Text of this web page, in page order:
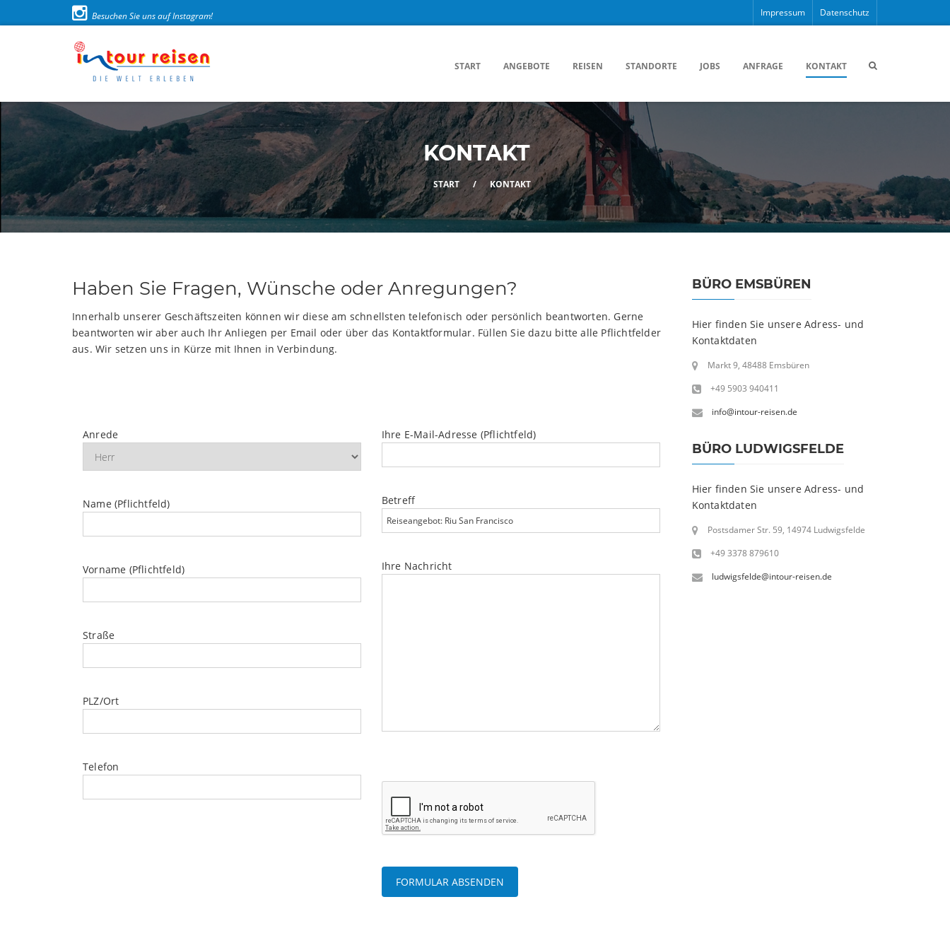
Besuchen Sie uns auf Instagram! Impressum Datenschutz
START ANGEBOTE REISEN STANDORTE JOBS ANFRAGE KONTAKT
KONTAKT
START / KONTAKT
Haben Sie Fragen, Wünsche oder Anregungen?
Innerhalb unserer Geschäftszeiten können wir diese am schnellsten telefonisch oder persönlich beantworten. Gerne
beantworten wir aber auch Ihr Anliegen per Email oder über das Kontaktformular. Füllen Sie dazu bitte alle Pflichtfelder
aus. Wir setzen uns in Kürze mit Ihnen in Verbindung.
Anrede
Name (Pflichtfeld)
Vorname (Pflichtfeld)
Straße
PLZ/Ort
Telefon
Ihre E-Mail-Adresse (Pflichtfeld)
Betreff
Ihre Nachricht
BÜRO EMSBÜREN
Hier finden Sie unsere Adress- und
Kontaktdaten
Markt 9, 48488 Emsbüren
+49 5903 940411
info@intour-reisen.de
BÜRO LUDWIGSFELDE
Hier finden Sie unsere Adress- und
Kontaktdaten
Postsdamer Str. 59, 14974 Ludwigsfelde
+49 3378 879610
ludwigsfelde@intour-reisen.de